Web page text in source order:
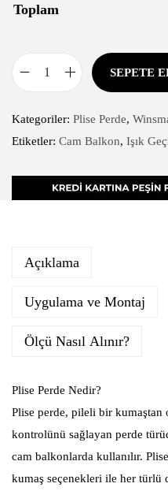
Toplam
SEPETE
Kategoriler: Plise Perde,
Etiketler: Cam Balkon, Işık
Açıklama
Uygulama ve Montaj
Ölçü Nasıl Alınır?
Plise Perde Nedir?
Plise perde, pileli bir kumaştan
kontrolünü sağlayan perde
cam balkonlarda kullanılır.
kumaş seçenekleri ile her türlü